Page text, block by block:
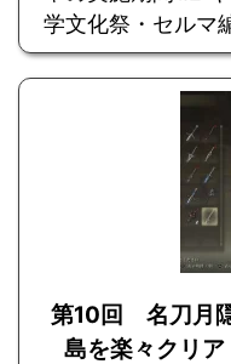
学文化祭・セルマ
第10回 名刀月
島を楽々クリ